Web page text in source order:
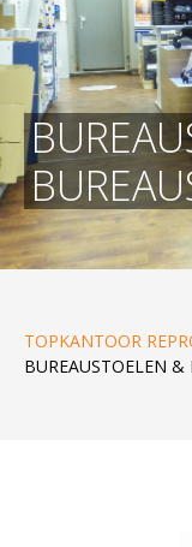
TOPKANTOOR
BUREAUSTOELEN &